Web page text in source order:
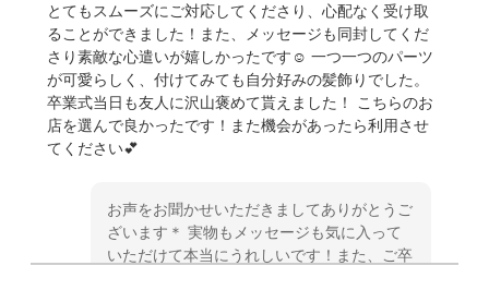
とてもスムーズにご対応してくださり、心配なく受け取
ることができました！また、メッセージも同封してくだ
さり素敵な心遣いが嬉しかったです☺️ 一つ一つのパーツ
が可愛らしく、付けてみても自分好みの髪飾りでした。
卒業式当日も友人に沢山褒めて貰えました！ こちらのお
店を選んで良かったです！また機会があったら利用させ
てください💕
お声をお聞かせいただきましてありがとうご
ざいます＊ 実物もメッセージも気に入って
いただけて本当にうれしいです！また、ご卒